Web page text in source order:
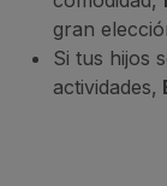
gran
Si tus hijos
actividades,